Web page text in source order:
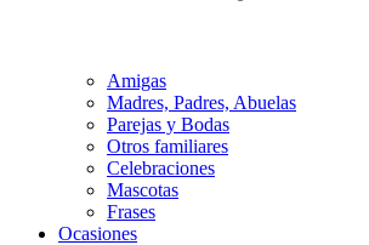
Amigas
Madres, Padres, Abuelas
Parejas y Bodas
Otros familiares
Celebraciones
Mascotas
Frases
Ocasiones